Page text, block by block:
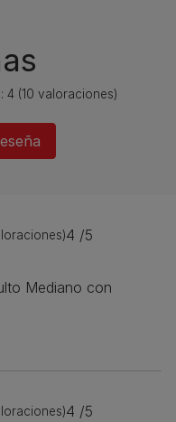
4 (10 valoraciones)
4 /5
Mediano con
4 /5